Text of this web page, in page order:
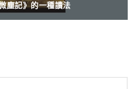
塵記》的一種讀法